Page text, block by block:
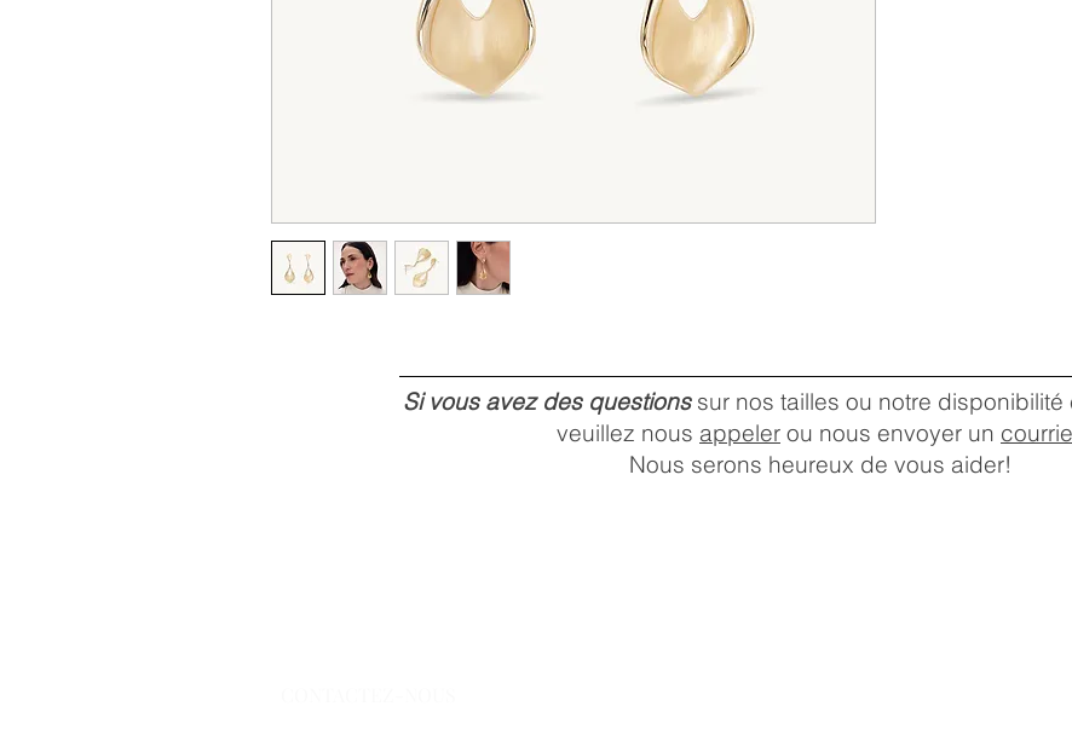
Si vous avez des questionssur nos tailles ou notre disponibilité
veuillez nous appeler ou nous envoyer un
Nous serons heureux de vous aider!